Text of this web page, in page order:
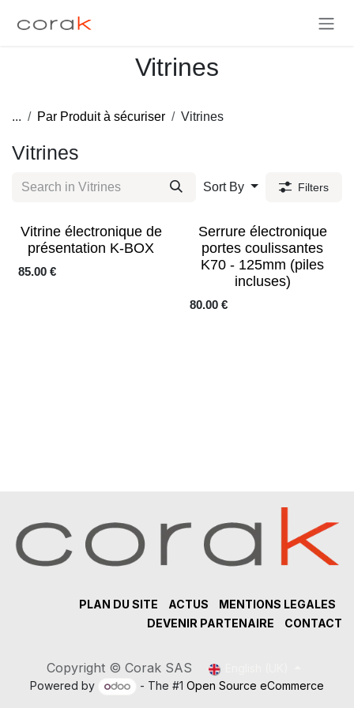
Vitrines
... Par Produit à sécuriser Vitrines
Vitrines
Sort By Filters
Sale
Vitrine électronique de
présentation K-BOX
85.00 €
Serrure électronique
portes coulissantes
K70 - 125mm (piles
incluses)
80.00€
PLAN DU SITE ACTUS
MENTIONS LEGALES
DEVENIR PARTENAIRE
CONTACT
Copyright © Corak SAS
Powered by
- The #1 Open Source eCommerce